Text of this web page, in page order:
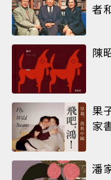
者
陳
果
家
潘